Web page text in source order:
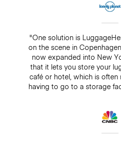
"One solution is
on the scene in
now expanded into New
that it lets you store your
café or hotel, which is
having to go to a storage